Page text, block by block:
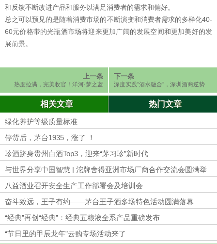
和反馈不断改进产品和服务以满足消费者的需求和偏好。
总之可以预见的是随着消费市场的不断演变和消费者需求的多样化40-
60元价格带的光瓶酒市场将迎来更加广阔的发展空间和更加美好的发
展前景。
上一条
热度拉满，完美收官！洋河·梦之蓝
携手刘德华演唱会燃爆深圳
下一条
深度实践“酒水融合”，深圳酒商逆势
开辟增长新一极
相关文章 热门文章
绿化养护等级质量标准
停货后，茅台1935，涨了 ！
珍酒跻身贵州白酒Top3，迎来“茅习珍”新时代
与世界分享中国智慧 | 沱牌舍得亚洲市场厂商合作交流会圆满举
行
八益酒业召开安全生产工作部署会及培训会
奋斗致远，王子有约——茅台王子酒多场特色活动圆满落幕
“经典”再创“经典”：经典五粮液全系产品重磅发布
“节日里的甲辰龙年”云购专场活动来了